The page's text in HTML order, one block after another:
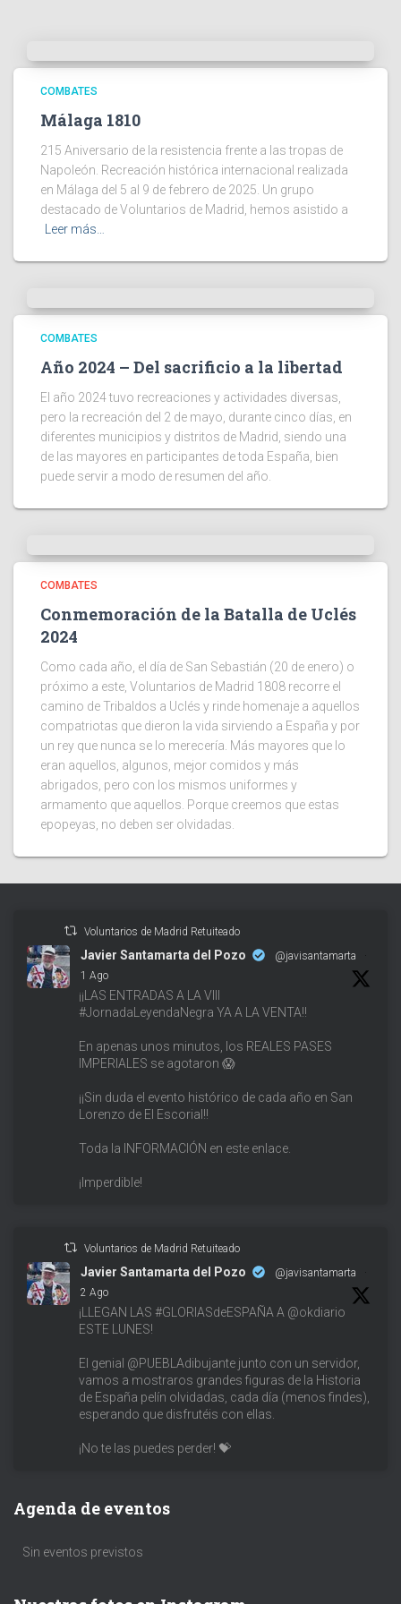
COMBATES
Málaga 1810
215 Aniversario de la resistencia frente a las tropas de
Napoleón. Recreación histórica internacional realizada
en Málaga del 5 al 9 de febrero de 2025. Un grupo
destacado de Voluntarios de Madrid, hemos asistido a
Leer más…
COMBATES
Año 2024 – Del sacrificio a la libertad
El año 2024 tuvo recreaciones y actividades diversas,
pero la recreación del 2 de mayo, durante cinco días, en
diferentes municipios y distritos de Madrid, siendo una
de las mayores en participantes de toda España, bien
puede servir a modo de resumen del año.
COMBATES
Conmemoración de la Batalla de Uclés
2024
Como cada año, el día de San Sebastián (20 de enero) o
próximo a este, Voluntarios de Madrid 1808 recorre el
camino de Tribaldos a Uclés y rinde homenaje a aquellos
compatriotas que dieron la vida sirviendo a España y por
un rey que nunca se lo merecería. Más mayores que lo
eran aquellos, algunos, mejor comidos y más
abrigados, pero con los mismos uniformes y
armamento que aquellos. Porque creemos que estas
epopeyas, no deben ser olvidadas.
Voluntarios de Madrid Retuiteado
Javier Santamarta del Pozo @javisantamarta
·
1 Ago
¡¡LAS ENTRADAS A LA VIII
#JornadaLeyendaNegra YA A LA VENTA!!
En apenas unos minutos, los REALES PASES
IMPERIALES se agotaron 😱
¡¡Sin duda el evento histórico de cada año en San
Lorenzo de El Escorial!!
Toda la INFORMACIÓN en este enlace.
¡Imperdible!
Voluntarios de Madrid Retuiteado
Javier Santamarta del Pozo @javisantamarta
·
2 Ago
¡LLEGAN LAS #GLORIASdeESPAÑA A @okdiario
ESTE LUNES!
El genial @PUEBLAdibujante junto con un servidor,
vamos a mostraros grandes figuras de la Historia
de España pelín olvidadas, cada día (menos findes),
esperando que disfrutéis con ellas.
¡No te las puedes perder! 💝
Agenda de eventos
Sin eventos previstos